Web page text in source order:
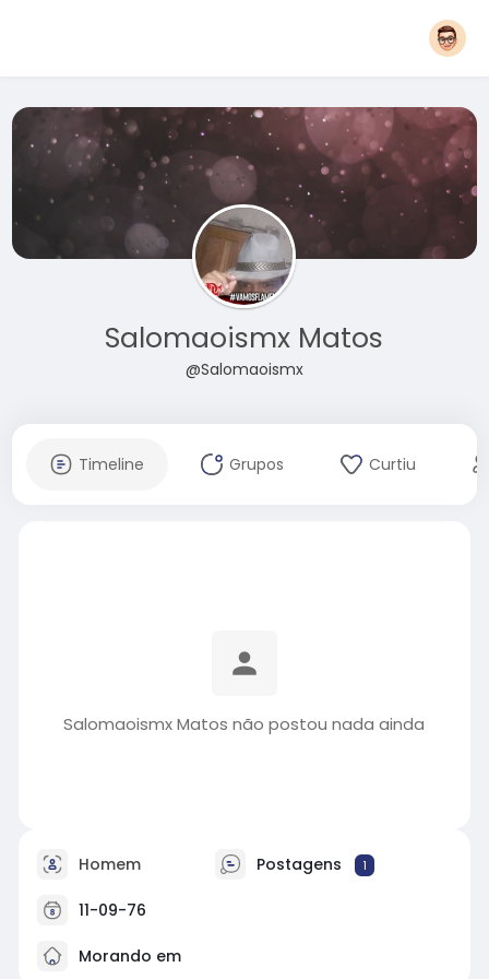
Salomaoismx Matos
@Salomaoismx
Timeline Grupos Curtiu
Salomaoismx Matos não postou nada ainda
Homem Postagens 1
11-09-76
Morando em